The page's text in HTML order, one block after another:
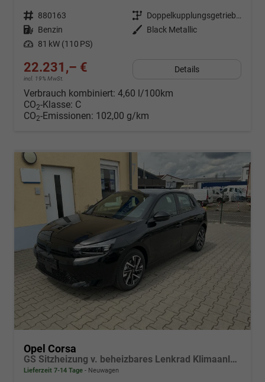
Fahrzeugnr. 880163 Getriebe
Doppelkupplungsgetriebe (DSG)
Kraftstoff Benzin Außenfarbe
Black Metallic
Leistung 81 kW (110 PS)
22.231,– €
incl. 19% MwSt.
Details
Verbrauch kombiniert: 4,60 l/100km
CO2-Klasse: C
CO2-Emissionen: 102,00 g/km
Opel Corsa
GS Sitzheizung v. beheizbares Lenkrad Klimaanlage Kamera PDC v+h
Lieferzeit 7-14 Tage Neuwagen